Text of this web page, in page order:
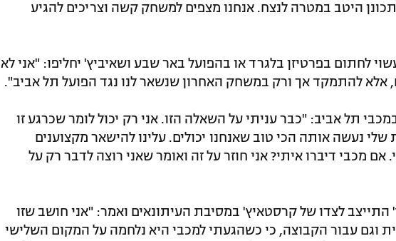
היטב במטרה לנצח. אנחנו מצפים למשחק קשה וצריכים להגיע
לחתום בפרטיזן בלגרד או בהפועל באר שבע ושאיביץ' יחליפו: "אני לא
אלא להתמקד אך ורק במשחק האחרון שנשאר לנו נגד הפועל תל אביב".
תל אביב: "כבר עניתי על השאלה הזו. אני רק יכול לומר שכרגע זו
שלי נעשה אותה הכי טוב שאנחנו יכולים. עלינו להישאר מקצוענים
מכבי דיברו איתי? אני חוזר על זה ואומר שאני רוצה לדבר רק על
התייצב לצדו של קרסטאיץ' במסיבת העיתונאים ואמר: "אני חושב שזו
וגם עבור הקבוצה, כי כשהגעתי למכבי היא נלחמה על המקום השלישי